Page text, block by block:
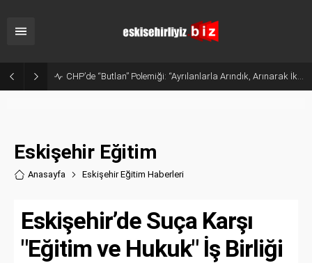
Sanayide Altyapı ve Temizlik Tepkisi: Gürhan Albayrak Küçük Sanayi Esnafını Ziyaret Etti
Eskişehir Eğitim
Anasayfa Eskişehir Eğitim Haberleri
Eskişehir’de Suça Karşı
"Eğitim ve Hukuk" İş Birliği